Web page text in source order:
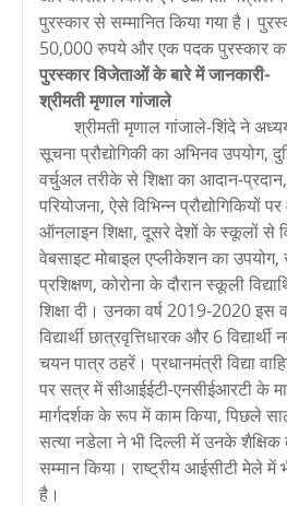
पुरस्कार से सम्मानित किया गया है।
50,000 रुपये और एक पदक पुरस्कार
पुरस्कार विजेताओं के बारे में जानकारी-
श्रीमती मृणाल गांजाले
श्रीमती मृणाल गांजाले-शिंदे ने
सूचना प्रौद्योगिकी का अभिनव उपयोग,
वर्चुअल तरीके से शिक्षा का आदान-
परियोजना, ऐसे विभिन्न प्रौद्योगिकियों
ऑनलाइन शिक्षा, दूसरे देशों के स्कूलों से
वेबसाइट मोबाइल एप्लीकेशन का उपयोग,
प्रशिक्षण, कोरोना के दौरान स्कूली
शिक्षा दी। उनका वर्ष 2019-2020 इस
विद्यार्थी छात्रवृत्तिधारक और 6
चयन पात्र ठहरें। प्रधानमंत्री विद्या
पर सत्र में सीआईईटी-एनसीईआरटी के
मार्गदर्शक के रूप में काम किया, पिछले
सत्या नडेला ने भी दिल्ली में उनके शैक्षिक
सम्मान किया। राष्ट्रीय आईसीटी मेले में
है।